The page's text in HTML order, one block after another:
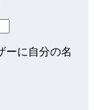
ーに自分の名